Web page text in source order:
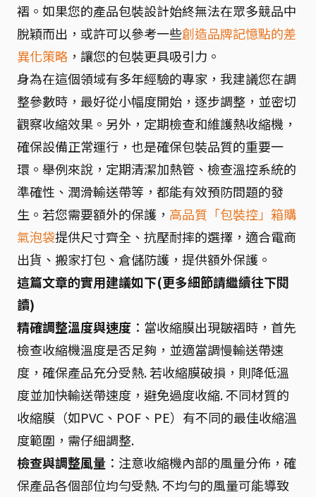
褶。如果您的產品包裝設計始終無法在眾多競品中
脫穎而出，或許可以參考一些創造品牌記憶點的差
異化策略 ，讓您的包裝更具吸引力。
身為在這個領域有多年經驗的專家，我建議您在調
整參數時，最好從小幅度開始，逐步調整，並密切
觀察收縮效果。另外，定期檢查和維護熱收縮機，
確保設備正常運行，也是確保包裝品質的重要一
環。舉例來說，定期清潔加熱管、檢查溫控系統的
準確性、潤滑輸送帶等，都能有效預防問題的發
生。若您需要額外的保護， 高品質「包裝控」箱購
氣泡袋提供尺寸齊全、抗壓耐摔的選擇，適合電商
出貨、搬家打包、倉儲防護，提供額外保護。
這篇文章的實用建議如下(更多細節請繼續往下閱
讀)
精確調整溫度與速度 ：當收縮膜出現皺褶時，首先
檢查收縮機溫度是否足夠，並適當調慢輸送帶速
度，確保產品充分受熱. 若收縮膜破損，則降低溫
度並加快輸送帶速度，避免過度收縮. 不同材質的
收縮膜（如PVC、POF、PE）有不同的最佳收縮溫
度範圍，需仔細調整.
檢查與調整風量 ：注意收縮機內部的風量分佈，確
保產品各個部位均勻受熱. 不均勻的風量可能導致